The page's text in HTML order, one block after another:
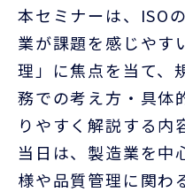
本セミナーは、 ISO
業が課題を感じやす
理」に焦点を当て、
務での考え方・具体
りやすく解説する内
当日は、製造業を中
様や品質管理に関わ